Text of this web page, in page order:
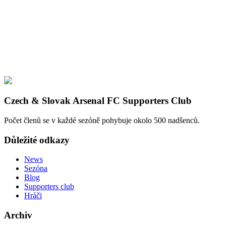
Czech & Slovak Arsenal FC Supporters Club
Počet členů se v každé sezóně pohybuje okolo 500 nadšenců.
Důležité odkazy
News
Sezóna
Blog
Supporters club
Hráči
Archiv